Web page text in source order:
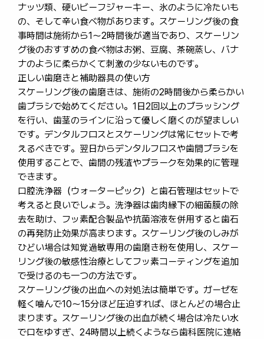
ナッツ類、硬いビーフジャーキー、氷のように冷たいも
の、そして辛い食べ物があります。スケーリング後の食
事時間は施術から1〜2時間後が適当であり、スケーリン
グ後のおすすめの食べ物はお粥、豆腐、茶碗蒸し、バナ
ナのように柔らかくて刺激の少ないものです。
正しい歯磨きと補助器具の使い方
スケーリング後の歯磨きは、施術の2時間後から柔らかい
歯ブラシで始めてください。1日2回以上のブラッシング
を行い、歯茎のラインに沿って優しく磨くのが望ましい
です。デンタルフロスとスケーリングは常にセットで考
えるべきです。翌日からデンタルフロスや歯間ブラシを
使用することで、歯間の残渣やプラークを効果的に管理
できます。
口腔洗浄器（ウォーターピック）と歯石管理はセットで
考えると良いでしょう。洗浄器は歯肉縁下の細菌膜の除
去を助け、フッ素配合製品や抗菌溶液を併用すると歯石
の再発防止効果が高まります。スケーリング後のしみが
ひどい場合は知覚過敏専用の歯磨き粉を使用し、スケー
リング後の敏感性治療としてフッ素コーティングを追加
で受けるのも一つの方法です。
スケーリング後の出血への対処法は簡単です。ガーゼを
軽く噛んで10〜15分ほど圧迫すれば、ほとんどの場合止
まります。スケーリング後の出血が続く場合は冷たい水
で口をゆすぎ、24時間以上続くようなら歯科医院に連絡